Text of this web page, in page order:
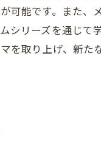
する
可能です。また、
リーズを通じて
を取り上げ、新た